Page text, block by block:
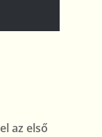
az első